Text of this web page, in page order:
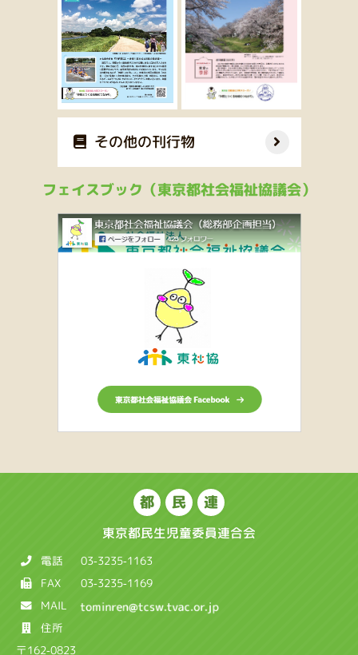
その他の刊行物
フェイスブック（東京都社会福祉協議会）
都 民 連
東京都民生児童委員連合会
電話 03-3235-1163
FAX 03-3235-1169
MAIL
住所
〒162-0823